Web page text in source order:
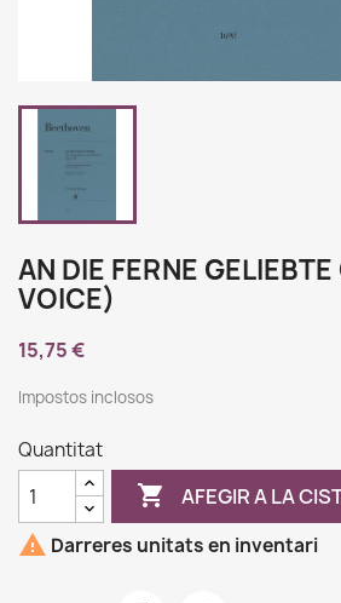
AN DIE FERNE
VOICE)
15,75 €
Impostos inclosos
Quantitat
 AFEGIR A LA
 Darreres unitats en inventari